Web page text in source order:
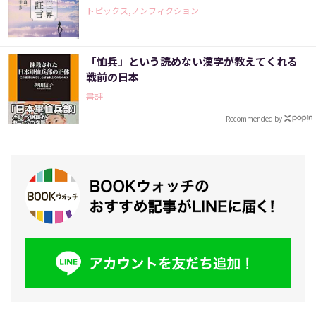
トピックス,ノンフィクション
「恤兵」という読めない漢字が教えてくれる
戦前の日本
書評
Recommended by